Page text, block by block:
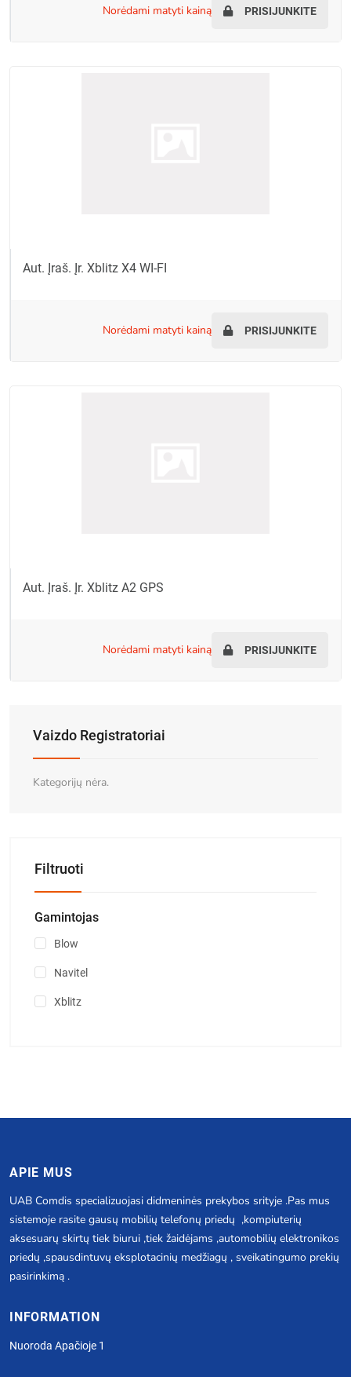
norėdami matyti kainą PRISIJUNKITE
Aut. Įraš. Įr. Xblitz X4 WI-FI
norėdami matyti kainą PRISIJUNKITE
Aut. Įraš. Įr. Xblitz A2 GPS
norėdami matyti kainą PRISIJUNKITE
Vaizdo Registratoriai
Kategorijų nėra.
Filtruoti
Gamintojas
Blow
Navitel
Xblitz
APIE MUS
UAB Comdis specializuojasi didmeninės prekybos srityje .Pas mus
sistemoje rasite gausų mobilių telefonų priedų ,kompiuterių
aksesuarų skirtų tiek biurui ,tiek žaidėjams ,automobilių elektronikos
priedų ,spausdintuvų eksplotacinių medžiagų , sveikatingumo prekių
pasirinkimą .
INFORMATION
Nuoroda Apačioje 1